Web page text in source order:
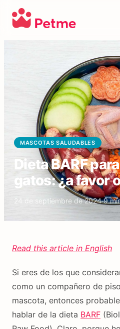
MASCOTAS SALUDABLES
Dieta BARF
gatos: ¿a favor
24 de septiembre de 2024·9
Read this article in English
Si eres de los que
como un compañero de
mascota, entonces
hablar de la dieta BARF